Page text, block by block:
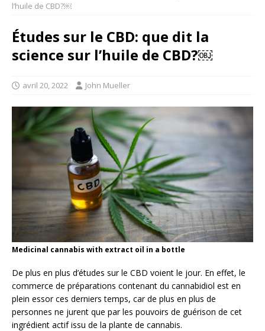
l’huile de CBD?￼
Études sur le CBD: que dit la
science sur l’huile de CBD?￼
avril 20, 2022 John Mueller
Medicinal cannabis with extract oil in a bottle
De plus en plus d’études sur le CBD voient le jour. En effet, le
commerce de préparations contenant du cannabidiol est en
plein essor ces derniers temps, car de plus en plus de
personnes ne jurent que par les pouvoirs de guérison de cet
ingrédient actif issu de la plante de cannabis.